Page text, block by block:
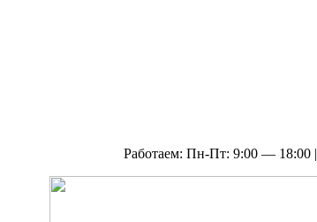
Работаем: Пн-Пт: 9:00 — 18:00 |